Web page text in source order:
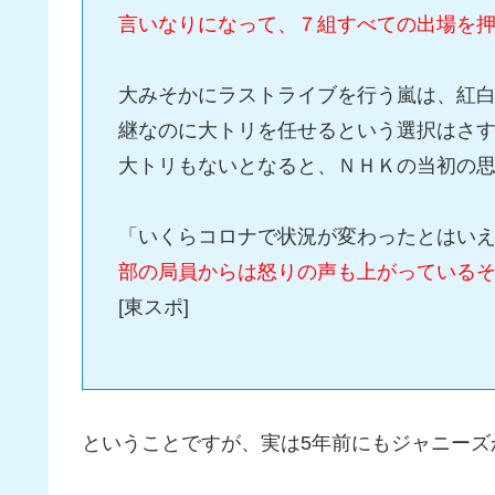
言いなりになって、７組すべての出場を
大みそかにラストライブを行う嵐は、紅
継なのに大トリを任せるという選択はさ
大トリもないとなると、ＮＨＫの当初の
「いくらコロナで状況が変わったとはい
部の局員からは怒りの声も上がっている
[東スポ]
ということですが、実は5年前にもジャニー